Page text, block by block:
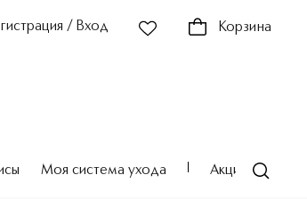
/ Вход Корзина
Моя система ухода Акции